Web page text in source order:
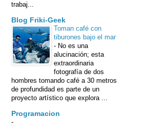
trabaj...
Blog Friki-Geek
Toman café con
tiburones bajo el mar
- No es una
alucinación; esta
extraordinaria
fotografía de dos
hombres tomando café a 30 metros
de profundidad es parte de un
proyecto artístico que explora ...
Programacion
-